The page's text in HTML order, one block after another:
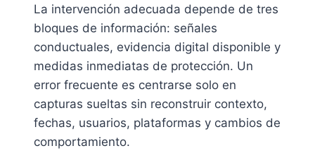
La intervención adecuada depende de tres
bloques de información: señales
conductuales, evidencia digital disponible y
medidas inmediatas de protección. Un
error frecuente es centrarse solo en
capturas sueltas sin reconstruir contexto,
fechas, usuarios, plataformas y cambios de
comportamiento.